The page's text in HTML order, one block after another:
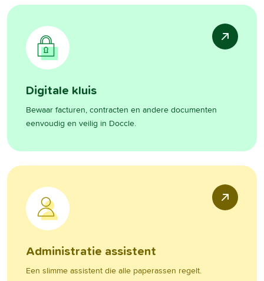
Digitale kluis
Bewaar facturen, contracten en andere documenten
eenvoudig en veilig in Doccle.
Administratie assistent
Een slimme assistent die alle paperassen regelt.